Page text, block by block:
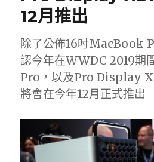
12月推出
除了公佈16吋MacBook
認今年在WWDC 2019期
Pro，以及Pro Display
將會在今年12月正式推出